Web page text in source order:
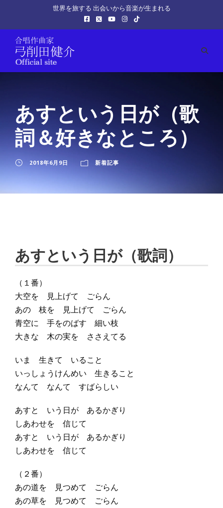
世界を旅する 出会いから音楽が生まれる
あすという日が（歌
詞＆好きなところ）
2018年6月9日 新着記事
あすという日が（歌詞）
（１番）
大空を 見上げて ごらん
あの 枝を 見上げて ごらん
青空に 手をのばす 細い枝
大きな 木の実を ささえてる
いま 生きて いること
いっしょうけんめい 生きること
なんて なんて すばらしい
あすと いう日が あるかぎり
しあわせを 信じて
あすと いう日が あるかぎり
しあわせを 信じて
（２番）
あの道を 見つめて ごらん
あの草を 見つめて ごらん